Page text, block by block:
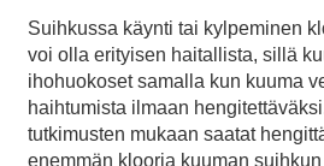
Suihkussa käynti tai kylpeminen
voi olla erityisen haitallista, sillä
ihohuokoset samalla kun kuuma
haihtumista ilmaan
tutkimusten mukaan saatat
enemmän klooria kuuman